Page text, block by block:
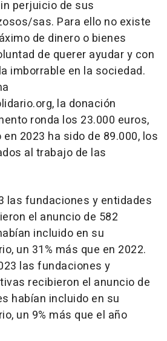
perjuicio de sus
sas. Para ello no existe
de dinero o bienes
de querer ayudar y con
imborrable en la sociedad.
la donación
ronda los 23.000 euros,
2023 ha sido de 89.000, los
al trabajo de las
las fundaciones y entidades
el anuncio de 582
incluido en su
un 31% más que en 2022.
las fundaciones y
recibieron el anuncio de
habían incluido en su
un 9% más que el año